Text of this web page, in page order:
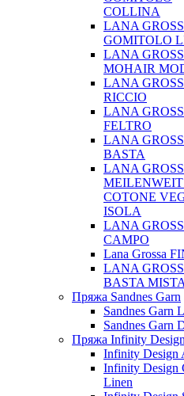
COLLINA
LANA
GOMITOLO
LANA
MOHAIR
LANA
RICCIO
LANA
FELTRO
LANA
BASTA
LANA
MEILENWEIT
COTONE
ISOLA
LANA
CAMPO
Lana Grossa
LANA
BASTA MISTA
Пряжа Sandnes Garn
Sandnes Garn
Sandnes Garn
Пряжа Infinity Design
Infinity Design
Infinity Design
Linen